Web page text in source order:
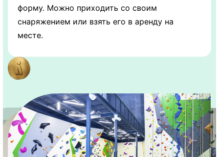
форму. Можно приходить со своим
снаряжением или взять его в аренду на
месте.